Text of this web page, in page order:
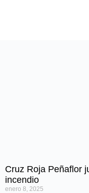
Cruz Roja Peñaflor
incendio
enero 8, 2025